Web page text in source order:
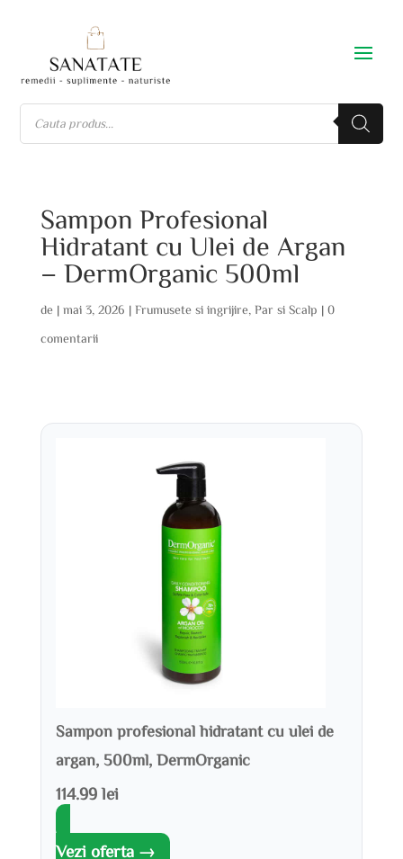
Sampon Profesional
Hidratant cu Ulei de Argan
– DermOrganic 500ml
de | mai 3, 2026 | Frumusete si ingrijire, Par si Scalp | 0
comentarii
Sampon profesional hidratant cu ulei de
argan, 500ml, DermOrganic
114.99 lei
Vezi oferta →